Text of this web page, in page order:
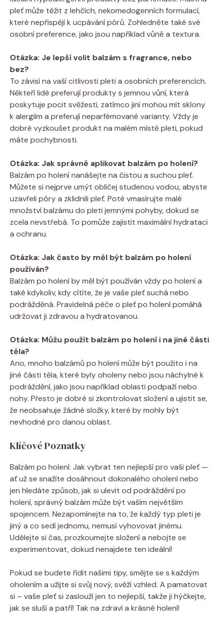
pleť může těžit z lehčích, nekomedogenních formulací,
které nepřispějí k ucpávání pórů. Zohledněte také své
osobní preference, jako jsou například vůně a textura.
Otázka: Je lepší volit balzám s fragrance, nebo
bez?
To závisí na vaší citlivosti pleti a osobních preferencích.
Někteří lidé preferují produkty s jemnou vůní, která
poskytuje pocit svěžesti, zatímco jiní mohou mít sklony
k alergiím a preferují neparfémované varianty. Vždy je
dobré vyzkoušet produkt na malém místě pleti, pokud
máte pochybnosti.
Otázka: Jak správně aplikovat balzám po holení?
Balzám po holení nanášejte na čistou a suchou pleť.
Můžete si nejprve umýt obličej studenou vodou, abyste
uzavřeli póry a zklidnili pleť. Poté vmasírujte malé
množství balzámu do pleti jemnými pohyby, dokud se
zcela nevstřebá. To pomůže zajistit maximální hydrataci
a ochranu.
Otázka: Jak často by měl být balzám po holení
používán?
Balzám po holení by měl být používán vždy po holení a
také kdykoliv, kdy cítíte, že je vaše pleť suchá nebo
podrážděná. Pravidelná péče o pleť po holení pomáhá
udržovat ji zdravou a hydratovanou.
Otázka: Můžu použít balzám po holení i na jiné části
těla?
Ano, mnoho balzámů po holení může být použito i na
jiné části těla, které byly oholeny nebo jsou náchylné k
podráždění, jako jsou například oblasti podpaží nebo
nohy. Přesto je dobré si zkontrolovat složení a ujistit se,
že neobsahuje žádné složky, které by mohly být
nevhodné pro danou oblast.
Klíčové Poznatky
Balzám po holení: Jak vybrat ten nejlepší pro vaši pleť —
ať už se snažíte dosáhnout dokonalého oholení nebo
jen hledáte způsob, jak si ulevit od podráždění po
holení, správný balzám může být vaším největším
spojencem. Nezapomínejte na to, že každý typ pleti je
jiný a co sedí jednomu, nemusí vyhovovat jinému.
Udělejte si čas, prozkoumejte složení a nebojte se
experimentovat, dokud nenajdete ten ideální!
Pokud se budete řídit našimi tipy, smějte se s každým
oholením a užijte si svůj nový, svěží vzhled. A pamatovat
si – vaše pleť si zaslouží jen to nejlepší, takže ji hýčkejte,
jak se sluší a patří! Tak na zdraví a krásné holení!